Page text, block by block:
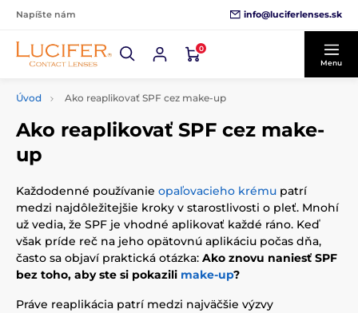
Napíšte nám info@luciferlenses.sk
0
Menu
Úvod Ako reaplikovať SPF cez make-up
Ako reaplikovať SPF cez make-
up
Každodenné používanie opaľovacieho krému patrí
medzi najdôležitejšie kroky v starostlivosti o pleť. Mnohí
už vedia, že SPF je vhodné aplikovať každé ráno. Keď
však príde reč na jeho opätovnú aplikáciu počas dňa,
často sa objaví praktická otázka: Ako znovu naniesť SPF
bez toho, aby ste si pokazili make-up?
Práve reaplikácia patrí medzi najväčšie výzvy